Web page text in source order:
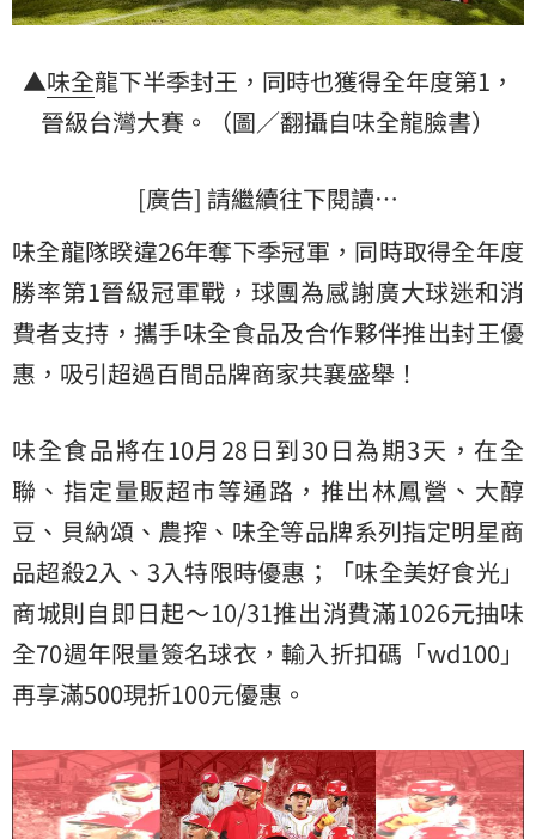
▲味全龍下半季封王，同時也獲得全年度第1，
晉級台灣大賽。（圖／翻攝自味全龍臉書）
[廣告] 請繼續往下閱讀…
味全龍隊睽違26年奪下季冠軍，同時取得全年度
勝率第1晉級冠軍戰，球團為感謝廣大球迷和消
費者支持，攜手味全食品及合作夥伴推出封王優
惠，吸引超過百間品牌商家共襄盛舉！
味全食品將在10月28日到30日為期3天，在全
聯、指定量販超市等通路，推出林鳳營、大醇
豆、貝納頌、農搾、味全等品牌系列指定明星商
品超殺2入、3入特限時優惠；「味全美好食光」
商城則自即日起～10/31推出消費滿1026元抽味
全70週年限量簽名球衣，輸入折扣碼「wd100」
再享滿500現折100元優惠。